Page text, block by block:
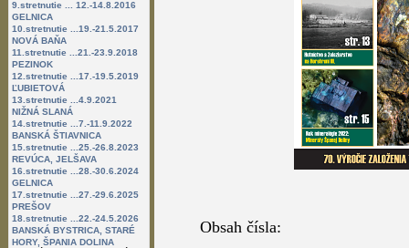
9.stretnutie ... 12.-14.8.2016
GELNICA
10.stretnutie ...19.-21.5.2017
NOVÁ BAŇA
11.stretnutie ...21.-23.9.2018
PEZINOK
12.stretnutie ...17.-19.5.2019
ĽUBIETOVÁ
13.stretnutie ...4.9.2021
NIŽNÁ SLANÁ
14.stretnutie ...7.-11.9.2022
BANSKÁ ŠTIAVNICA
15.stretnutie ...25.-26.8.2023
REVÚCA, JELŠAVA
16.stretnutie ...28.-30.6.2024
GELNICA
17.stretnutie ...27.-29.6.2025
PREŠOV
18.stretnutie ...22.-24.5.2026
BANSKÁ BYSTRICA, STARÉ
HORY, ŠPANIA DOLINA
Obsah čísla: